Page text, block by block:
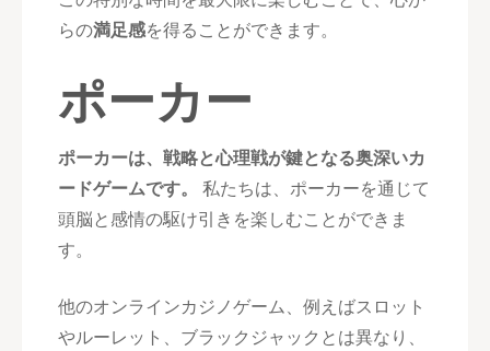
らの満足感を得ることができます。
ポーカー
ポーカーは、戦略と心理戦が鍵となる奥深いカ
ードゲームです。
私たちは、ポーカーを通じて
頭脳と感情の駆け引きを楽しむことができま
す。
他のオンラインカジノゲーム、例えばスロット
やルーレット、ブラックジャックとは異なり、